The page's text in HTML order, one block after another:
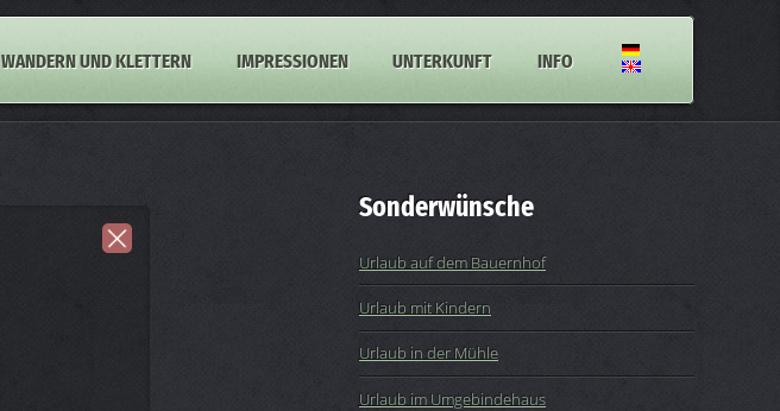
WANDERN UND KLETTERN IMPRESSIONEN UNTERKUNFT INFO
Sonderwünsche
Urlaub auf dem Bauernhof
Urlaub mit Kindern
Urlaub in der Mühle
Urlaub im Umgebindehaus